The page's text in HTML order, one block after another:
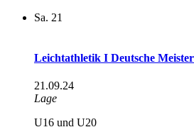
Sa. 21
Leichtathletik I Deutsche
21.09.24
Lage
U16 und U20